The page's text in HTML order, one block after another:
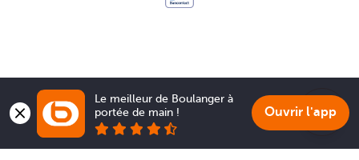
Le meilleur de Boulanger à
portée de main !
Ouvrir l'app